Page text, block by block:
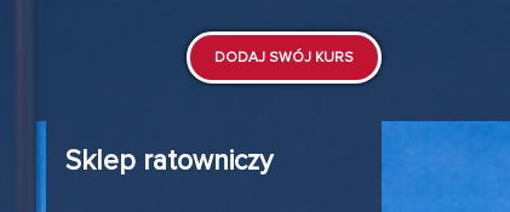
DODAJ SWÓJ KURS
Sklep ratowniczy